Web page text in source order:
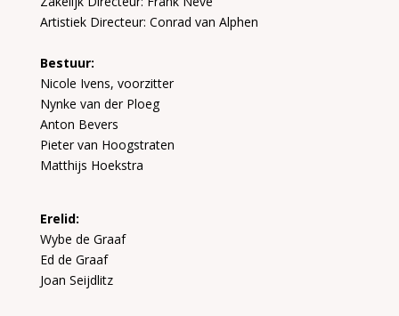
Artistiek Directeur: Conrad van Alphen
Bestuur:
Nicole Ivens, voorzitter
Nynke van der Ploeg
Anton Bevers
Pieter van Hoogstraten
Matthijs Hoekstra
Erelid:
Wybe de Graaf
Ed de Graaf
Joan Seijdlitz